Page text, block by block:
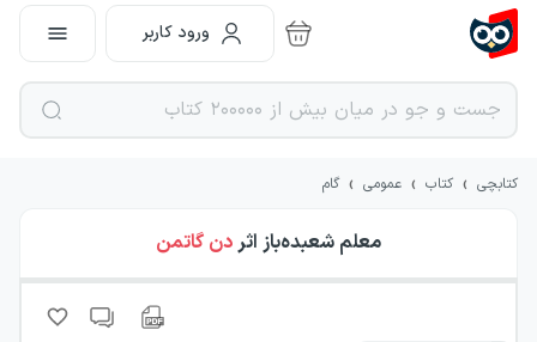
ورود کاربر
کتابچی › کتاب › عمومی › گام
معلم شعبده‌باز اثردن گاتمن